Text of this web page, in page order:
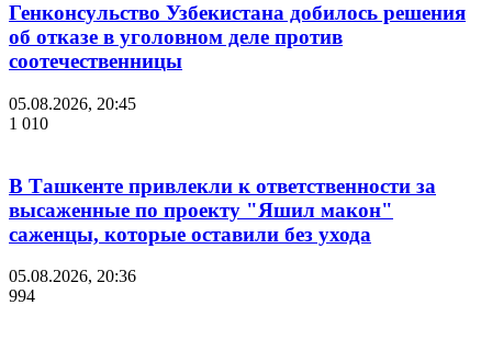
Генконсульство Узбекистана добилось решения
об отказе в уголовном деле против
соотечественницы
05.08.2026, 20:45
1 010
В Ташкенте привлекли к ответственности за
высаженные по проекту "Яшил макон"
саженцы, которые оставили без ухода
05.08.2026, 20:36
994